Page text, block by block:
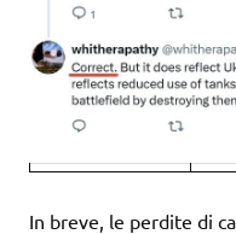
In breve, le perdite di